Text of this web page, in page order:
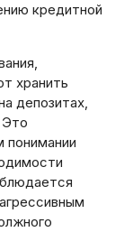
кредитной
хранить
депозитах‚
Это
понимании